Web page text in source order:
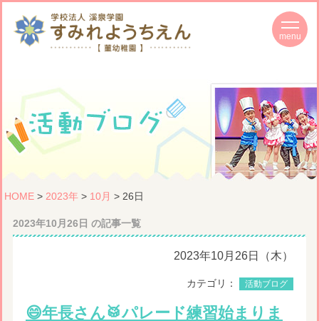
HOME> 2023年> 10月 > 26日
2023年10月26日 の記事一覧
2023年10月26日（木）
カテゴリ： 活動ブログ
😄年長さん🥁パレード練習始まりま